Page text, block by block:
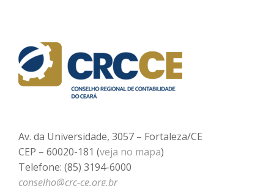
Av. da Universidade, 3057 – Fortaleza/CE
CEP – 60020-181 (veja no mapa)
Telefone: (85) 3194-6000
conselho@crc-ce.org.br